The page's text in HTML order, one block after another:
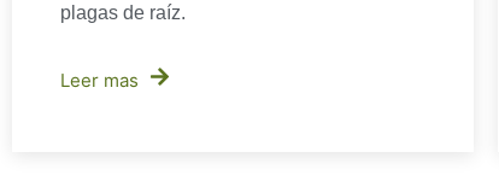
plagas de raíz.
Leer mas